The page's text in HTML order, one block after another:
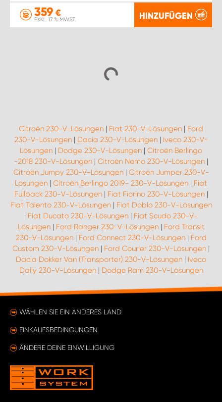
359 €
EXKL. 17 % MWST. HINZUFÜGEN
Citroën 230-V-Lösungen | Fiat 230-V-Lösungen | Ford
230-V-Lösungen| Dacia 230-V-Lösungen| Iveco 230-V-
Lösungen | Dodge 230-V-Lösungen | Citroën Berlingo
-2018 230-V-Lösungen | Citroën Nemo 230-V-Lösungen |
Citroën Jumpy 230-V-Lösungen| Citroën Jumper 230-V-
Lösungen | Citroën Berlingo 2019- 230-V-Lösungen | Fiat
Fullback 230-V-Lösungen| Fiat Fiorino 230-V-Lösungen|
Fiat Talento 230-V-Lösungen| Fiat Doblo 230-V-Lösungen
| Fiat Ducato 230-V-Lösungen | Fiat Scudo 230-V-
Lösungen| Ford Ranger 230-V-Lösungen| Ford Transit
230-V-Lösungen| Ford Connect 230-V-Lösungen| Ford
Custom 230-V-Lösungen | Ford Courier 230-V-Lösungen |
Dacia Dokker Van (Transporter) 230-V-Lösungen | Iveco
Daily 230-V-Lösungen| Dodge Ram 230-V-Lösungen
WÄHLEN SIE EIN ANDERES LAND
EINKAUFSBEDINGUNGEN
ÄNDERE DEINE EINWILLIGUNG